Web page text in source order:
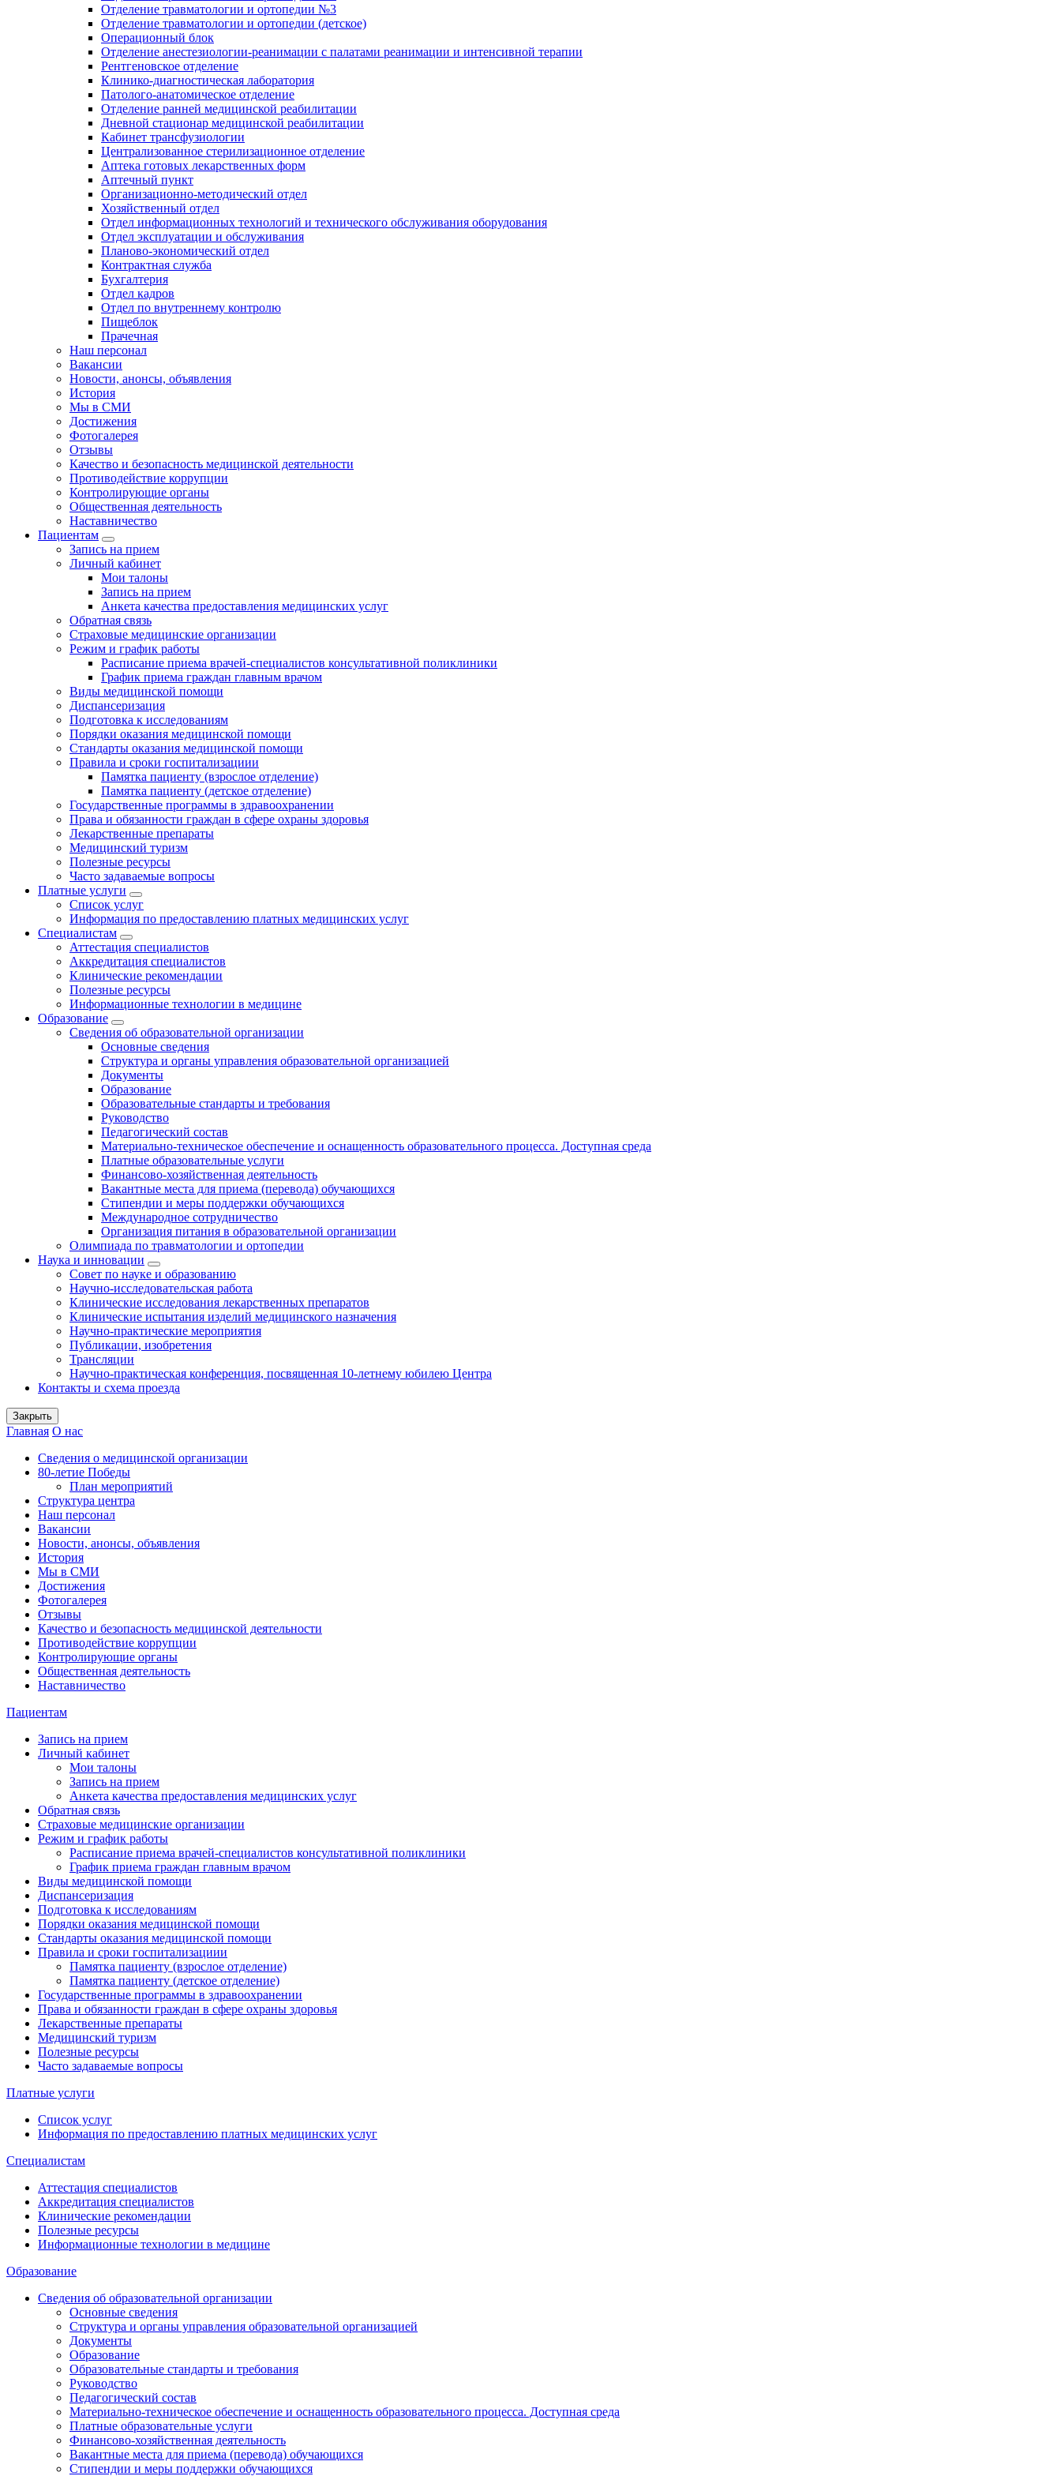
Отделение травматологии и ортопедии №3
Отделение травматологии и ортопедии (детское)
Операционный блок
Отделение анестезиологии-реанимации с палатами реанимации и интенсивной терапии
Рентгеновское отделение
Клинико-диагностическая лаборатория
Патолого-анатомическое отделение
Отделение ранней медицинской реабилитации
Дневной стационар медицинской реабилитации
Кабинет трансфузиологии
Централизованное стерилизационное отделение
Аптека готовых лекарственных форм
Аптечный пункт
Организационно-методический отдел
Хозяйственный отдел
Отдел информационных технологий и технического обслуживания оборудования
Отдел эксплуатации и обслуживания
Планово-экономический отдел
Контрактная служба
Бухгалтерия
Отдел кадров
Отдел по внутреннему контролю
Пищеблок
Прачечная
Наш персонал
Вакансии
Новости, анонсы, объявления
История
Мы в СМИ
Достижения
Фотогалерея
Отзывы
Качество и безопасность медицинской деятельности
Противодействие коррупции
Контролирующие органы
Общественная деятельность
Наставничество
Пациентам
Запись на прием
Личный кабинет
Мои талоны
Запись на прием
Анкета качества предоставления медицинских услуг
Обратная связь
Страховые медицинские организации
Режим и график работы
Расписание приема врачей-специалистов консультативной поликлиники
График приема граждан главным врачом
Виды медицинской помощи
Диспансеризация
Подготовка к исследованиям
Порядки оказания медицинской помощи
Стандарты оказания медицинской помощи
Правила и сроки госпитализациии
Памятка пациенту (взрослое отделение)
Памятка пациенту (детское отделение)
Государственные программы в здравоохранении
Права и обязанности граждан в сфере охраны здоровья
Лекарственные препараты
Медицинский туризм
Полезные ресурсы
Часто задаваемые вопросы
Платные услуги
Список услуг
Информация по предоставлению платных медицинских услуг
Специалистам
Аттестация специалистов
Аккредитация специалистов
Клинические рекомендации
Полезные ресурсы
Информационные технологии в медицине
Образование
Сведения об образовательной организации
Основные сведения
Структура и органы управления образовательной организацией
Документы
Образование
Образовательные стандарты и требования
Руководство
Педагогический состав
Материально-техническое обеспечение и оснащенность образовательного процесса. Доступная среда
Платные образовательные услуги
Финансово-хозяйственная деятельность
Вакантные места для приема (перевода) обучающихся
Стипендии и меры поддержки обучающихся
Международное сотрудничество
Организация питания в образовательной организации
Олимпиада по травматологии и ортопедии
Наука и инновации
Совет по науке и образованию
Научно-исследовательская работа
Клинические исследования лекарственных препаратов
Клинические испытания изделий медицинского назначения
Научно-практические мероприятия
Публикации, изобретения
Трансляции
Научно-практическая конференция, посвященная 10-летнему юбилею Центра
Контакты и схема проезда
Закрыть
Главная О нас
Сведения о медицинской организации
80-летие Победы
План мероприятий
Структура центра
Наш персонал
Вакансии
Новости, анонсы, объявления
История
Мы в СМИ
Достижения
Фотогалерея
Отзывы
Качество и безопасность медицинской деятельности
Противодействие коррупции
Контролирующие органы
Общественная деятельность
Наставничество
Пациентам
Запись на прием
Личный кабинет
Мои талоны
Запись на прием
Анкета качества предоставления медицинских услуг
Обратная связь
Страховые медицинские организации
Режим и график работы
Расписание приема врачей-специалистов консультативной поликлиники
График приема граждан главным врачом
Виды медицинской помощи
Диспансеризация
Подготовка к исследованиям
Порядки оказания медицинской помощи
Стандарты оказания медицинской помощи
Правила и сроки госпитализациии
Памятка пациенту (взрослое отделение)
Памятка пациенту (детское отделение)
Государственные программы в здравоохранении
Права и обязанности граждан в сфере охраны здоровья
Лекарственные препараты
Медицинский туризм
Полезные ресурсы
Часто задаваемые вопросы
Платные услуги
Список услуг
Информация по предоставлению платных медицинских услуг
Специалистам
Аттестация специалистов
Аккредитация специалистов
Клинические рекомендации
Полезные ресурсы
Информационные технологии в медицине
Образование
Сведения об образовательной организации
Основные сведения
Структура и органы управления образовательной организацией
Документы
Образование
Образовательные стандарты и требования
Руководство
Педагогический состав
Материально-техническое обеспечение и оснащенность образовательного процесса. Доступная среда
Платные образовательные услуги
Финансово-хозяйственная деятельность
Вакантные места для приема (перевода) обучающихся
Стипендии и меры поддержки обучающихся